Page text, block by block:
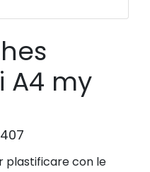
A4 my
plastificare con le